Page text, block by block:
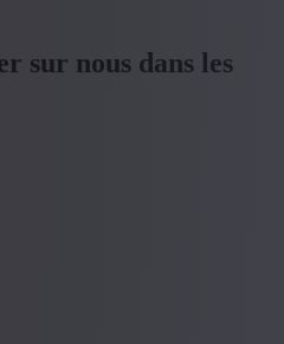
sur nous dans les